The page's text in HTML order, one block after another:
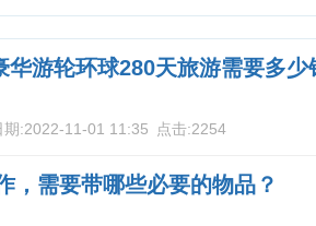
华游轮环球280天旅游需要多少
期:2022-11-01 11:35 点击:2254
，需要带哪些必要的物品？